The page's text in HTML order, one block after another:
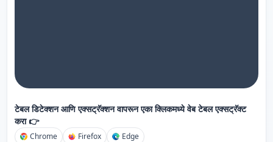
टेबल डिटेक्शन आणि एक्सट्रॅक्शन वापरून एका क्लिकमध्ये वेब टेबल एक्सट्रॅक्ट
करा 👉
Chrome Firefox Edge